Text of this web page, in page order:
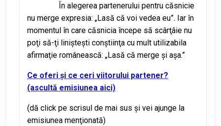
În alegerea partenerului pentru căsnicie
nu merge expresia: „Lasă că voi vedea eu”. Iar în
momentul în care căsnicia începe să scârţâie nu
poţi să-ţi linişteşti conştiinţa cu mult utilizabila
afirmaţie românească: „Lasă că merge şi aşa.”
Ce oferi şi ce ceri viitorului partener?
(ascultă emisiunea aici)
(dă click pe scrisul de mai sus şi vei ajunge la
emisiunea menţionată)